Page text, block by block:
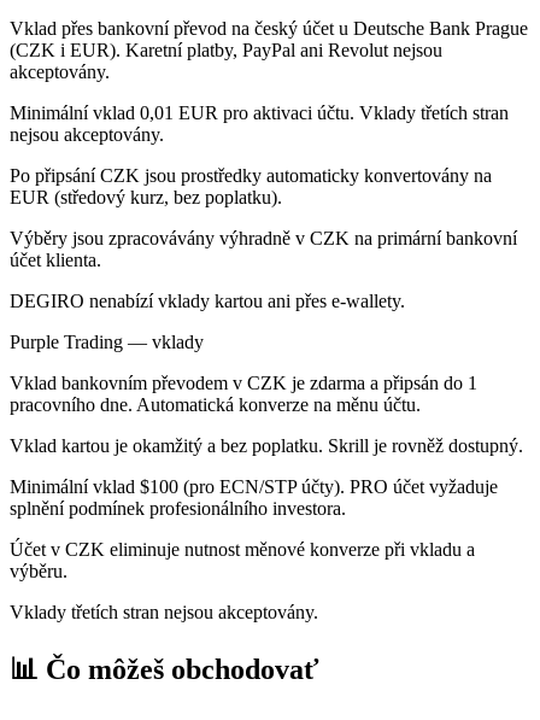
Vklad přes bankovní převod na český účet u Deutsche Bank Prague
(CZK i EUR). Karetní platby, PayPal ani Revolut nejsou
akceptovány.
Minimální vklad 0,01 EUR pro aktivaci účtu. Vklady třetích stran
nejsou akceptovány.
Po připsání CZK jsou prostředky automaticky konvertovány na
EUR (středový kurz, bez poplatku).
Výběry jsou zpracovávány výhradně v CZK na primární bankovní
účet klienta.
DEGIRO nenabízí vklady kartou ani přes e-wallety.
Purple Trading — vklady
Vklad bankovním převodem v CZK je zdarma a připsán do 1
pracovního dne. Automatická konverze na měnu účtu.
Vklad kartou je okamžitý a bez poplatku. Skrill je rovněž dostupný.
Minimální vklad $100 (pro ECN/STP účty). PRO účet vyžaduje
splnění podmínek profesionálního investora.
Účet v CZK eliminuje nutnost měnové konverze při vkladu a
výběru.
Vklady třetích stran nejsou akceptovány.
📊 Čo môžeš obchodovať